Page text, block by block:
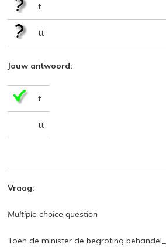
t
tt
Jouw antwoord:
t
tt
Vraag:
Multiple choice question
Toen de minister de begroting